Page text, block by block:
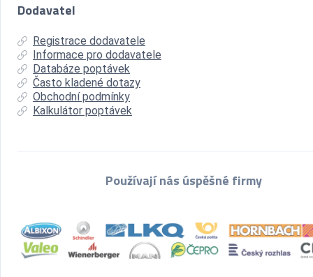
Dodavatel
Registrace dodavatele
Informace pro dodavatele
Databáze poptávek
Často kladené dotazy
Obchodní podmínky
Kalkulátor poptávek
Používají nás úspěšné firmy